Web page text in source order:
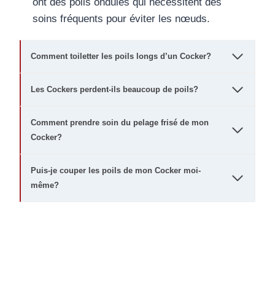
soins fréquents pour éviter les nœuds.
Comment toiletter les poils longs d’un Cocker?
Les Cockers perdent-ils beaucoup de poils?
Comment prendre soin du pelage frisé de mon
Cocker?
Puis-je couper les poils de mon Cocker moi-
même?